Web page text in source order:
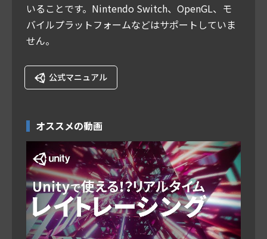
いることです。Nintendo Switch、OpenGL、モ
バイルプラットフォームなどはサポートしていま
せん。
公式マニュアル
オススメの動画